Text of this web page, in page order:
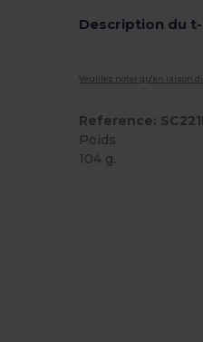
Description du
Veuillez noter qu'en raison
Reference:
Poids
104 g.